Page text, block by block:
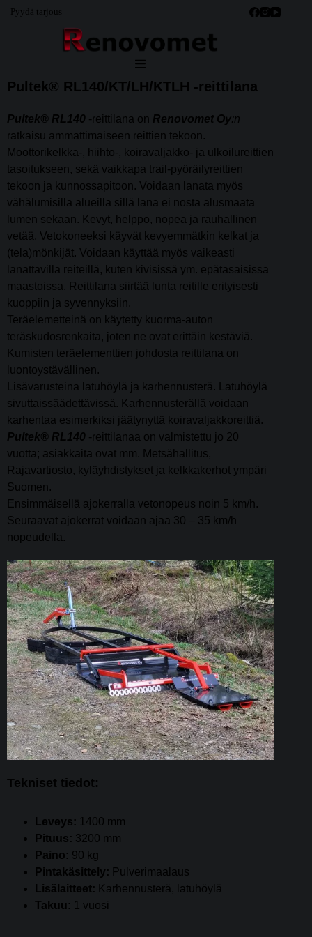
Pyydä tarjous
Pultek® RL140/KT/LH/KTLH -reittilana
Pultek® RL140 -reittilana on Renovomet Oy:n
ratkaisu ammattimaiseen reittien tekoon.
Moottorikelkka-, hiihto-, koiravaljakko- ja ulkoilureittien
tasoitukseen, sekä vaikkapa trail-pyöräilyreittien
tekoon ja kunnossapitoon. Voidaan lanata myös
vähälumisilla alueilla sillä lana ei nosta alusmaata
lumen sekaan. Kevyt, helppo, nopea ja rauhallinen
vetää. Vetokoneeksi käyvät kevyemmätkin kelkat ja
(tela)mönkijät. Voidaan käyttää myös vaikeasti
lanattavilla reiteillä, kuten kivisissä ym. epätasaisissa
maastoissa. Reittilana siirtää lunta reitille erityisesti
kuoppiin ja syvennyksiin.
Teräelemetteinä on käytetty kuorma-auton
teräskudosrenkaita, joten ne ovat erittäin kestäviä.
Kumisten teräelementtien johdosta reittilana on
luontoystävällinen.
Lisävarusteina latuhöylä ja karhennusterä. Latuhöylä
sivuttaissäädettävissä. Karhennusterällä voidaan
karhentaa esimerkiksi jäätynyttä koiravaljakkoreittiä.
Pultek® RL140 -reittilanaa on valmistettu jo 20
vuotta; asiakkaita ovat mm. Metsähallitus,
Rajavartiosto, kyläyhdistykset ja kelkkakerhot ympäri
Suomen.
Ensimmäisellä ajokerralla vetonopeus noin 5 km/h.
Seuraavat ajokerrat voidaan ajaa 30 – 35 km/h
nopeudella.
Tekniset tiedot:
Leveys: 1400 mm
Pituus: 3200 mm
Paino: 90 kg
Pintakäsittely: Pulverimaalaus
Lisälaitteet: Karhennusterä, latuhöylä
Takuu: 1 vuosi